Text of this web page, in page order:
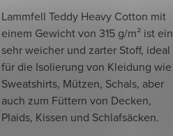
Lammfell Teddy Heavy Cotton mit
einem Gewicht von 315 g/m² ist ein
sehr weicher und zarter Stoff, ideal
für die Isolierung von Kleidung wie
Sweatshirts, Mützen, Schals, aber
auch zum Füttern von Decken,
Plaids, Kissen und Schlafsäcken.